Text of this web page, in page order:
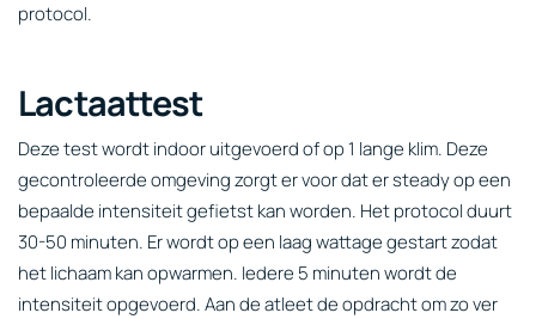
protocol.
Lactaattest
Deze test wordt indoor uitgevoerd of op 1 lange klim. Deze
gecontroleerde omgeving zorgt er voor dat er steady op een
bepaalde intensiteit gefietst kan worden. Het protocol duurt
30-50 minuten. Er wordt op een laag wattage gestart zodat
het lichaam kan opwarmen. Iedere 5 minuten wordt de
intensiteit opgevoerd. Aan de atleet de opdracht om zo ver